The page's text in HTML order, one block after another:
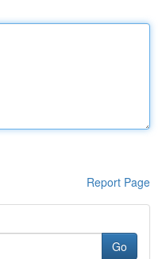
Report Page
Go